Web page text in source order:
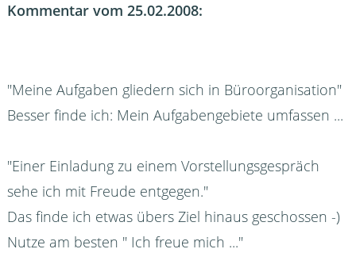
Kommentar vom 25.02.2008:
"Meine Aufgaben gliedern sich in Büroorganisation"
Besser finde ich: Mein Aufgabengebiete umfassen ...
"Einer Einladung zu einem Vorstellungsgespräch
sehe ich mit Freude entgegen."
Das finde ich etwas übers Ziel hinaus geschossen -)
Nutze am besten " Ich freue mich ..."